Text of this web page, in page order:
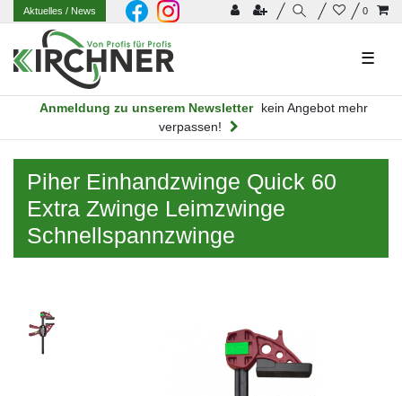
0
Aktuelles/ News
☰
Anmeldung zu unserem Newsletter
kein Angebot mehr
verpassen!
Piher Einhandzwinge Quick 60
Extra Zwinge Leimzwinge
Schnellspannzwinge